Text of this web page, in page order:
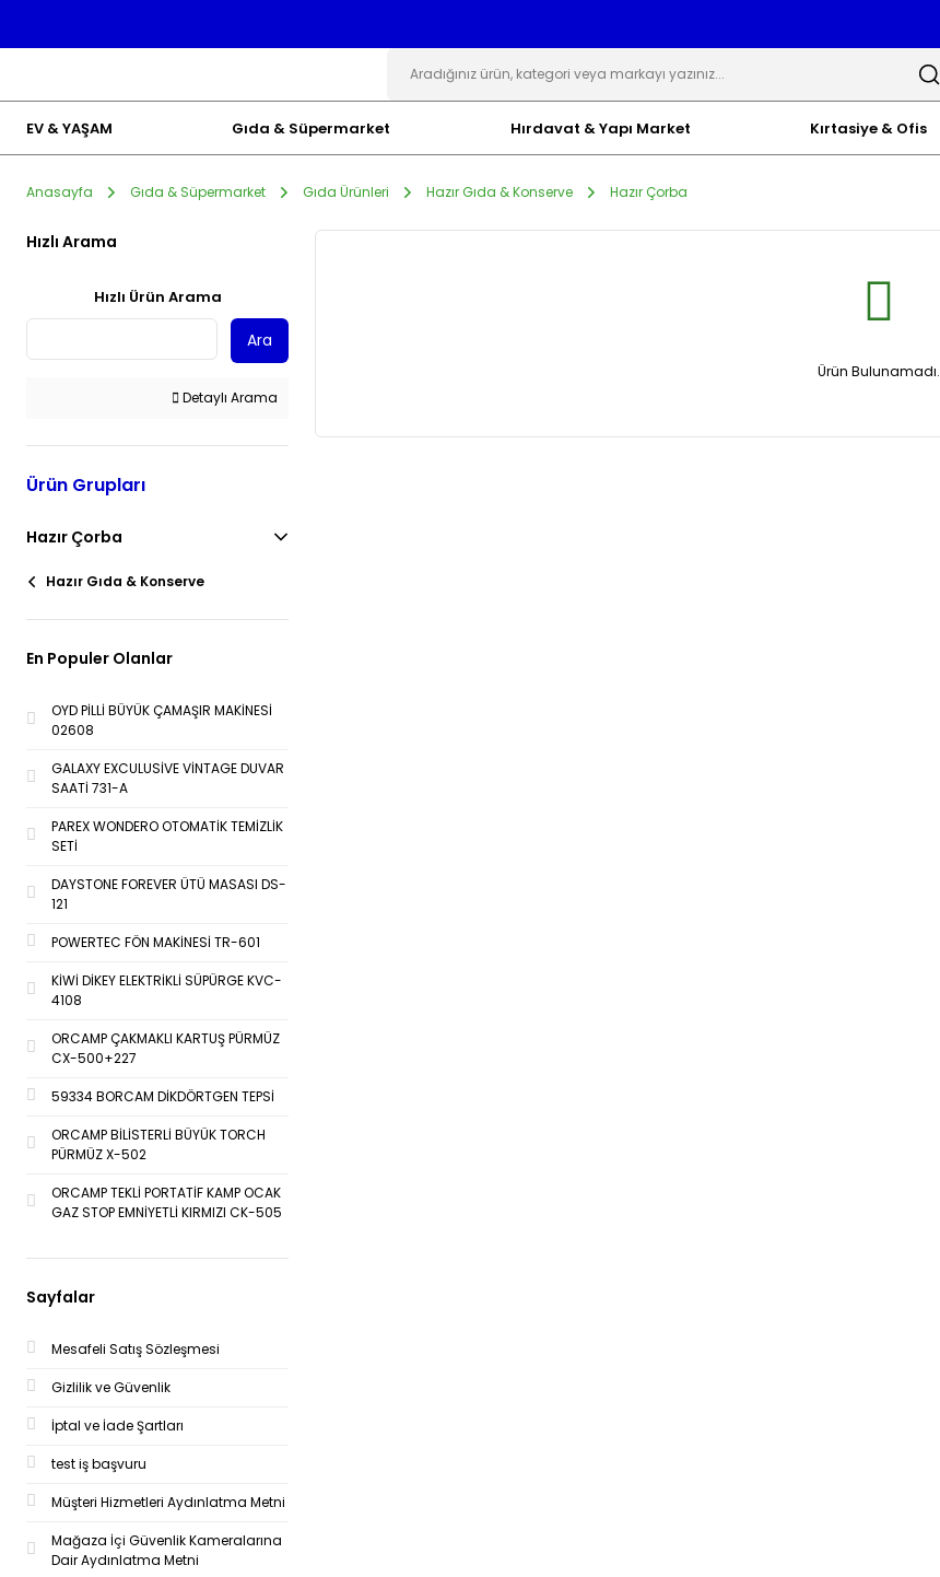
EV & YAŞAM Gıda & Süpermarket Hırdavat & Yapı Market Kırtasiye & Ofis
Anasayfa Gıda & Süpermarket Gıda Ürünleri Hazır Gıda & Konserve Hazır Çorba
Hızlı Arama
Hızlı Ürün Arama
Ara
Detaylı Arama
Ürün Grupları
Hazır Çorba
Hazır Gıda & Konserve
En Populer Olanlar
OYD PİLLİ BÜYÜK ÇAMAŞIR MAKİNESİ
02608
GALAXY EXCULUSİVE VİNTAGE DUVAR
SAATİ 731-A
PAREX WONDERO OTOMATİK TEMİZLİK
SETİ
DAYSTONE FOREVER ÜTÜ MASASI DS-
121
POWERTEC FÖN MAKİNESİ TR-601
KİWİ DİKEY ELEKTRİKLİ SÜPÜRGE KVC-
4108
ORCAMP ÇAKMAKLI KARTUŞ PÜRMÜZ
CX-500+227
59334 BORCAM DİKDÖRTGEN TEPSİ
ORCAMP BİLİSTERLİ BÜYÜK TORCH
PÜRMÜZ X-502
ORCAMP TEKLİ PORTATİF KAMP OCAK
GAZ STOP EMNİYETLİ KIRMIZI CK-505
Sayfalar
Mesafeli Satış Sözleşmesi
Gizlilik ve Güvenlik
İptal ve İade Şartları
test iş başvuru
Müşteri Hizmetleri Aydınlatma Metni
Mağaza İçi Güvenlik Kameralarına
Dair Aydınlatma Metni
Ürün Bulunamadı.